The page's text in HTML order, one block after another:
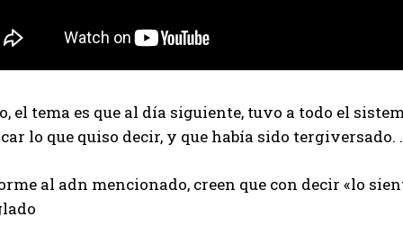
el tema es que al día siguiente, tuvo a todo el
lo que quiso decir, y que había sido tergiversado. .
al adn mencionado, creen que con decir «lo